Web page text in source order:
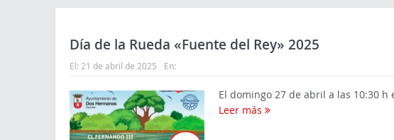
Día de la Rueda «Fuente del Rey» 2025
El: 21 de abril de 2025 En:
El domingo 27 de abril a las 10:30
Leer más